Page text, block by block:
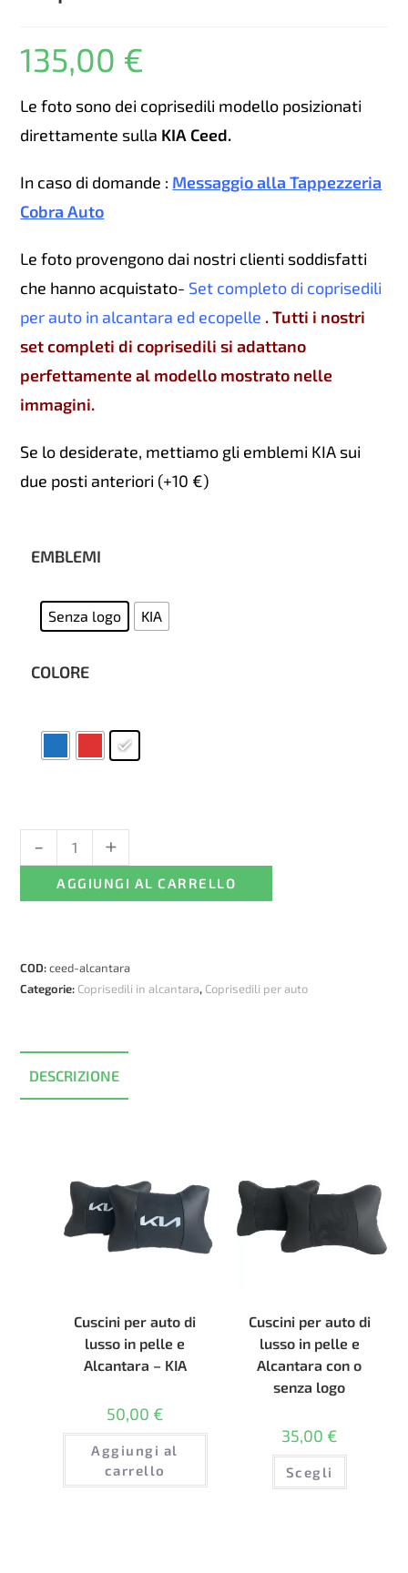
135,00 €
Le foto sono dei coprisedili modello posizionati
direttamente sulla KIA Ceed.
In caso di domande : Messaggio alla Tappezzeria
Cobra Auto
Le foto provengono dai nostri clienti soddisfatti
che hanno acquistato- Set completo di coprisedili
per auto in alcantara ed ecopelle . Tutti i nostri
set completi di coprisedili si adattano
perfettamente al modello mostrato nelle
immagini.
Se lo desiderate, mettiamo gli emblemi KIA sui
due posti anteriori (+10 €)
EMBLEMI
Senza logo KIA
COLORE
Coprisedili
KIA
ecopelle
quantità
- +
AGGIUNGI AL CARRELLO
COD:ceed-alcantara
Categorie: Coprisedili in alcantara, Coprisedili per auto
DESCRIZIONE
Cuscini per auto di
lusso in pelle e
Alcantara – KIA
50,00 €
Aggiungi al
carrello
Cuscini per auto di
lusso in pelle e
Alcantara con o
senza logo
35,00 €
Scegli
Questo
ha